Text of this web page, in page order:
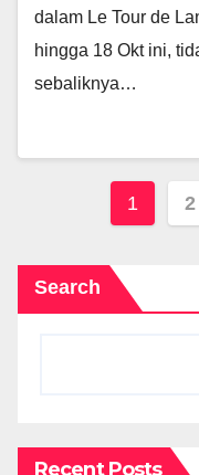
dalam Le Tour de
hingga 18 Okt ini,
sebaliknya…
Posts
1 2
Search
Recent Posts